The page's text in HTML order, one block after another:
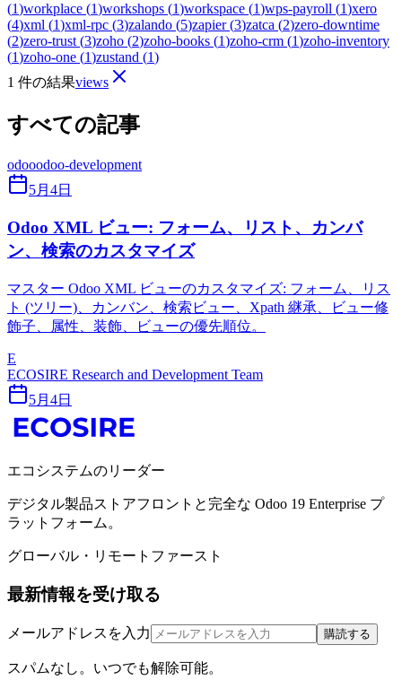
(1)workplace (1)workshops (1)workspace (1)wps-payroll (1)xero
(4)xml (1)xml-rpc (3)zalando (5)zapier(3)zatca (2)zero-downtime
(2)zero-trust (3)zoho (2)zoho-books (1)zoho-crm (1)zoho-inventory
(1)zoho-one (1)zustand (1)
1 件の結果views
すべての記事
odooodoo-development
5月4日
Odoo XML ビュー: フォーム、リスト、カンバ
ン、検索のカスタマイズ
マスター Odoo XML ビューのカスタマイズ: フォーム、リス
ト (ツリー)、カンバン、検索ビュー、Xpath 継承、ビュー修
飾子、属性、装飾、ビューの優先順位。
E
ECOSIRE Research and Development Team
5月4日
エコシステムのリーダー
デジタル製品ストアフロントと完全な Odoo 19 Enterprise プ
ラットフォーム。
グローバル・リモートファースト
最新情報を受け取る
メールアドレスを入力 購読する
スパムなし。いつでも解除可能。